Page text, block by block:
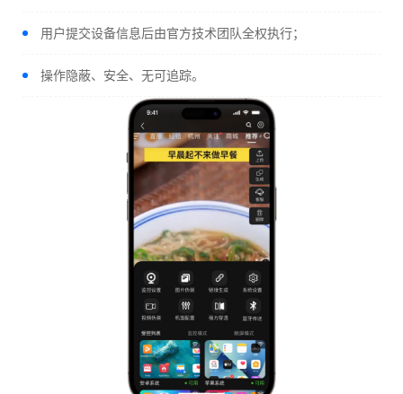
用户提交设备信息后由官方技术团队全权执行；
操作隐蔽、安全、无可追踪。